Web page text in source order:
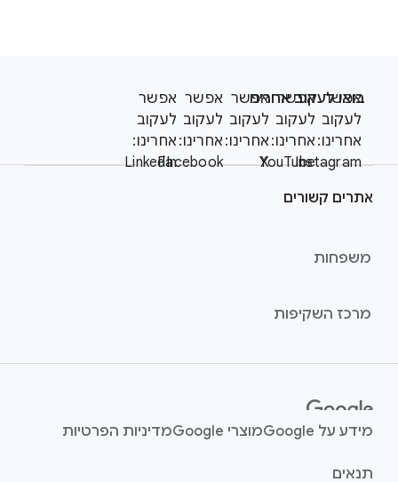
e
o
l
d
e
בואו לעקוב אחרינו
אפשר
לעקוב
אחרינו:
Instagram
אפשר
לעקוב
אחרינו:
YouTube
אפשר
לעקוב
אחרינו:
X
אפשר
לעקוב
אחרינו:
Facebook
אפשר
לעקוב
אחרינו:
LinkedIn
אתרים קשורים
משפחות
מרכז השקיפות
מידע על Google מוצרי Google מדיניות הפרטיות
תנאים